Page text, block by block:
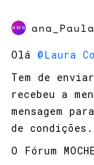
ana_Paula
Olá ​ @Laura
Tem de
recebeu a
mensagem
de condições.
O Fórum